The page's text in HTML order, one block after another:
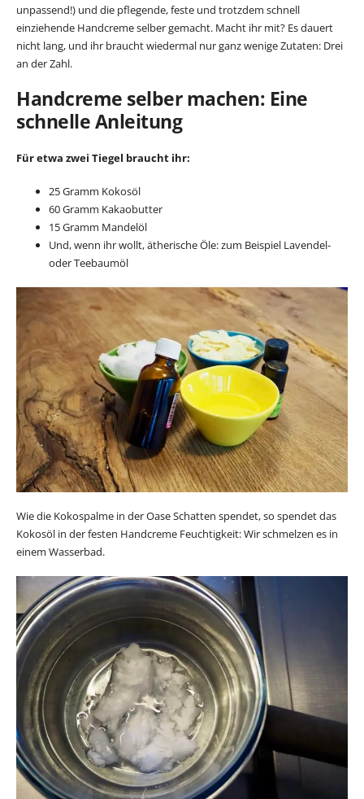
unpassend!) und die pflegende, feste und trotzdem schnell
einziehende Handcreme selber gemacht. Macht ihr mit? Es dauert
nicht lang, und ihr braucht wiedermal nur ganz wenige Zutaten: Drei
an der Zahl.
Handcreme selber machen: Eine
schnelle Anleitung
Für etwa zwei Tiegel braucht ihr:
25 Gramm Kokosöl
60 Gramm Kakaobutter
15 Gramm Mandelöl
Und, wenn ihr wollt, ätherische Öle: zum Beispiel Lavendel-
oder Teebaumöl
Wie die Kokospalme in der Oase Schatten spendet, so spendet das
Kokosöl in der festen Handcreme Feuchtigkeit: Wir schmelzen es in
einem Wasserbad.